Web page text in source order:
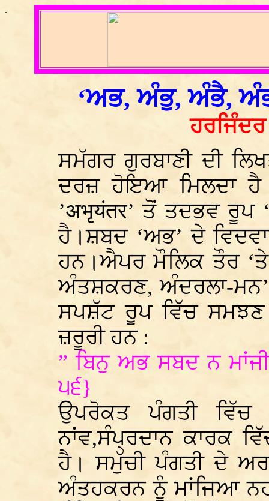
.
‘ਅਭ, ਅੰਭੁ, ਅੰਭੈ,
ਹਰਜਿੰਦਰ
ਸਮੱਗਰ ਗੁਰਬਾਣੀ ਦੀ
ਦਰਜ਼ ਹੋਇਆ ਮਿਲਦਾ
’अभृयंतर’ਤੋਂ ਤਦਭਵ ਰੂਪ
ਹੈ।ਸ਼ਬਦ ‘ਅਭ’ ਦੇ
ਹਨ।ਐਪਰ ਮੌਲਿਕ ਤੌਰ
ਅੰਤਸ਼ਕਰਣ, ਅੰਦਰਲਾ-
ਸਪਸ਼ੱਟ ਰੂਪ ਵਿੱਚ
ਜ਼ਰੂਰੀ ਹਨ :
” ਬਿਨੁ ਅਭ ਸਬਦ ਨ
੫੬}
ਉਪਰੋਕਤ ਪੰਗਤੀ
ਨਾਂਵ,ਸੰਪ੍ਰਦਾਨ ਕਾਰਕ
ਹੈ। ਸਮੁੱਚੀ ਪੰਗਤੀ ਦੇ
ਅੰਤਹਕਰਨ ਨੂੰ ਮਾਂਜਿਆ